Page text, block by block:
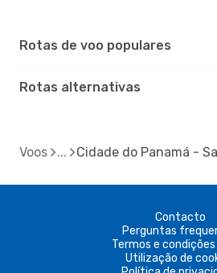
Rotas de voo populares
Rotas alternativas
Voos Cidade do Panamá -
Contacto
Perguntas
Termos e
Utilização de